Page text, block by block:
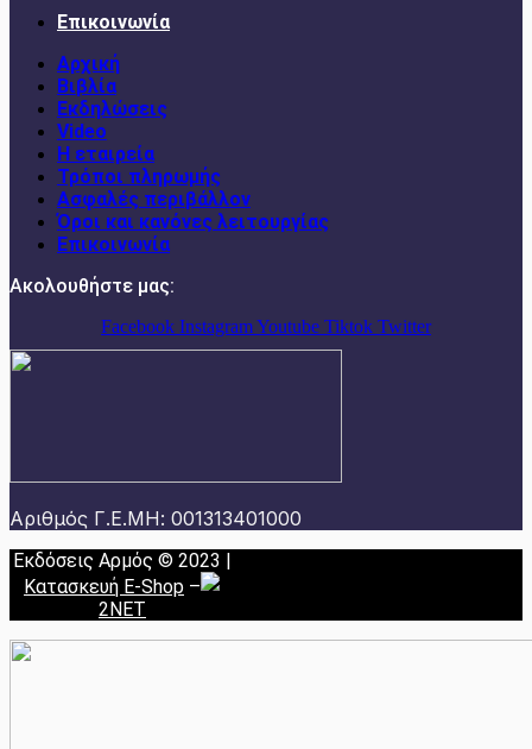
Επικοινωνία
Αρχική
Βιβλία
Εκδηλώσεις
Video
Η εταιρεία
Τρόποι πληρωμής
Ασφαλές περιβάλλον
Όροι και κανόνες λειτουργίας
Επικοινωνία
Ακολουθήστε μας:
Facebook InstagramYoutube Tiktok Twitter
Αριθμός Γ.Ε.ΜΗ: 001313401000
Εκδόσεις Αρμός © 2023 |
Κατασκευή E-Shop –
2NET